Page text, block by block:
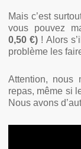
Mais c’est
vous pouvez
0,50 €)! Alors
problème les
Attention, nous
repas, même si
Nous avons